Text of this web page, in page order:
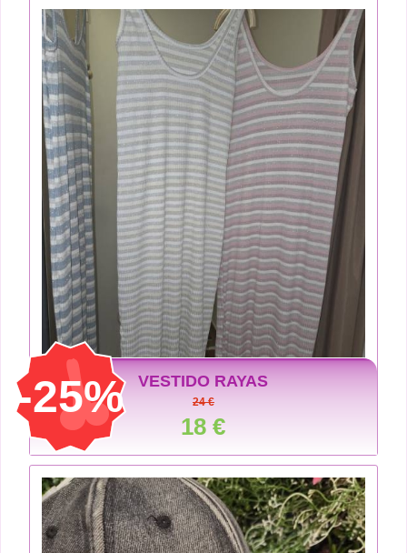
-25% VESTIDO RAYAS
24 €
18 €